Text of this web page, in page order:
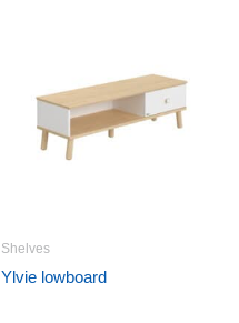
Shelves
Ylvie lowboard